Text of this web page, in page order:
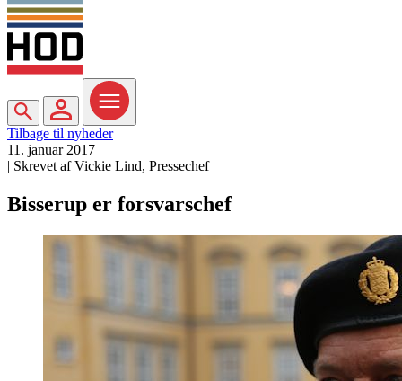
Søg MitHOD Menu
Tilbage til nyheder
11. januar 2017
| Skrevet af Vickie Lind, Pressechef
Bisserup er forsvarschef